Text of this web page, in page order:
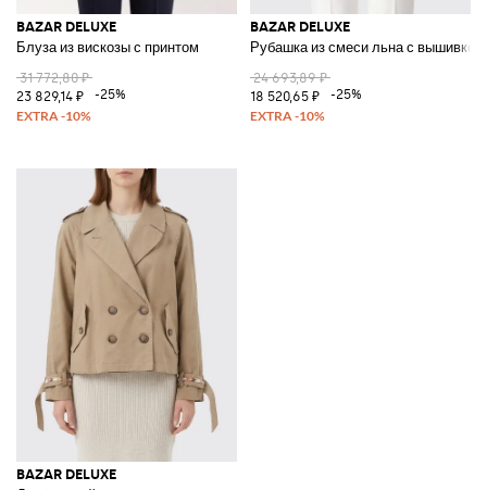
BAZAR DELUXE
Блуза из вискозы с принтом
31 772,80 ₽
23 829,14 ₽
-25%
BAZAR DELUXE
Рубашка из смеси льна с вышивкой
24 693,89 ₽
18 520,65 ₽
-25%
BAZAR DELUXE